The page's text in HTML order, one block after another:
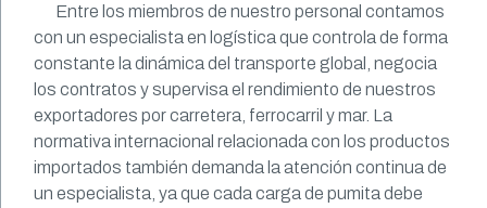
Entre los miembros de nuestro personal contamos
con un especialista en logística que controla de forma
constante la dinámica del transporte global, negocia
los contratos y supervisa el rendimiento de nuestros
exportadores por carretera, ferrocarril y mar. La
normativa internacional relacionada con los productos
importados también demanda la atención continua de
un especialista, ya que cada carga de pumita debe